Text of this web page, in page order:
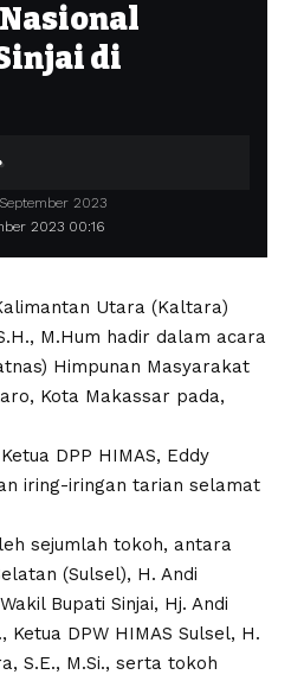
di
2023 00:16
2023
Utara (Kaltara)
M.Hum hadir dalam acara
Himpunan Masyarakat
Kota Makassar pada,
DPP HIMAS, Eddy
iring-iringan tarian selamat
sejumlah tokoh, antara
(Sulsel), H. Andi
Bupati Sinjai, Hj. Andi
Ketua DPW HIMAS Sulsel, H.
S.E., M.Si., serta tokoh